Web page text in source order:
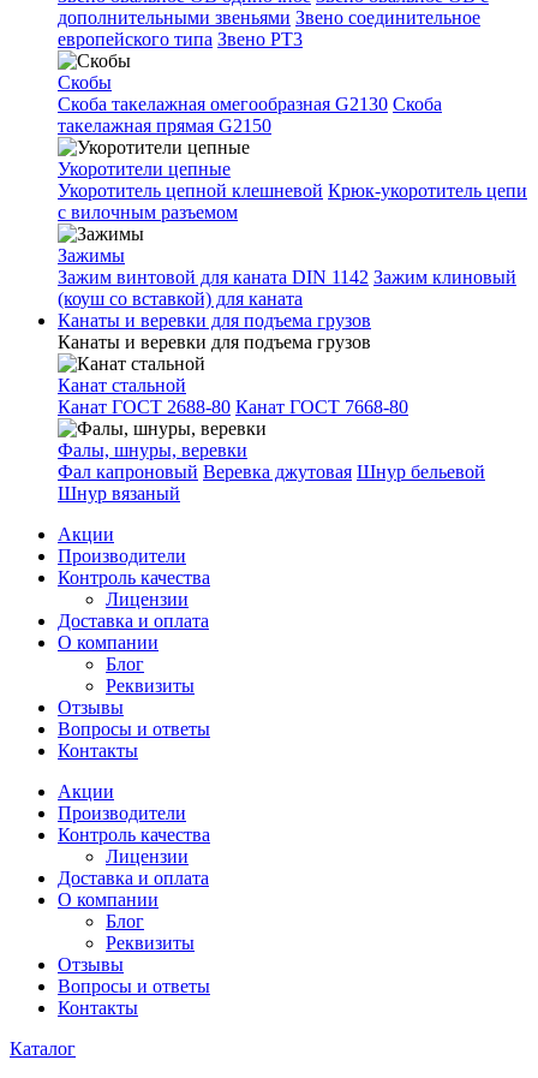
дополнительными звеньями Звено соединительное
европейского типа Звено РТ3
Скобы
Скоба такелажная омегообразная G2130 Скоба
такелажная прямая G2150
Укоротители цепные
Укоротитель цепной клешневой Крюк-укоротитель цепи
с вилочным разъемом
Зажимы
Зажим винтовой для каната DIN 1142 Зажим клиновый
(коуш со вставкой) для каната
Канаты и веревки для подъема грузов
Канаты и веревки для подъема грузов
Канат стальной
Канат ГОСТ 2688-80 Канат ГОСТ 7668-80
Фалы, шнуры, веревки
Фал капроновый Веревка джутовая Шнур бельевой
Шнур вязаный
Акции
Производители
Контроль качества
Лицензии
Доставка и оплата
О компании
Блог
Реквизиты
Отзывы
Вопросы и ответы
Контакты
Акции
Производители
Контроль качества
Лицензии
Доставка и оплата
О компании
Блог
Реквизиты
Отзывы
Вопросы и ответы
Контакты
Каталог